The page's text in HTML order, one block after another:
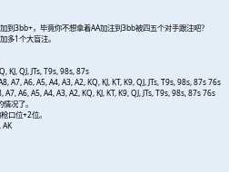
到3bb+，毕竟你不想拿着AA加注到3bb被四五个对手跟注吧？
多1个大盲注。
KJ, QJ, JTs, T9s, 98s, 87s
A7, A6, A5, A4, A3, A2, KQ, KJ, KT, K9, QJ, JTs, T9s, 98s, 87s 76s
A6, A5, A4, A3, A2, KQ, KJ, KT, K9, QJ, JTs, T9s, 98s, 87s 76s
况了。
口位+2位。
AK